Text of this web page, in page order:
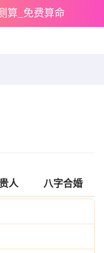
算_免费算命
人 八字合婚